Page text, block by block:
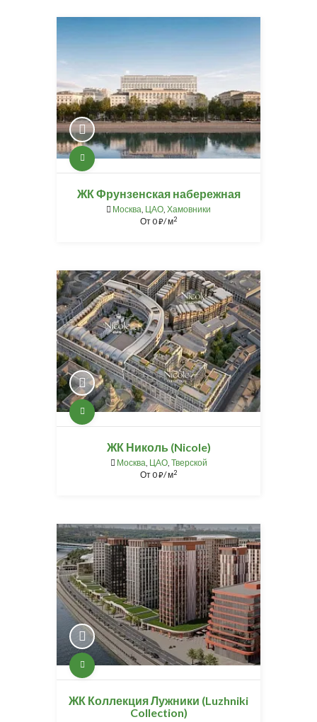
ЖК Фрунзенская набережная
Москва, ЦАО, Хамовники
От0⃏/ м2
ЖК Николь (Nicole)
Москва, ЦАО, Тверской
От0⃏/ м2
ЖК Коллекция Лужники (Luzhniki
Collection)